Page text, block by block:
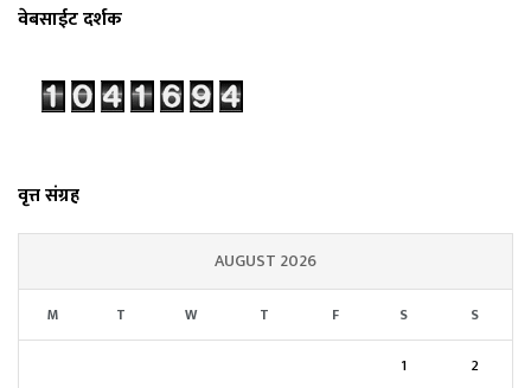
वेबसाईट दर्शक
वृत्त संग्रह
AUGUST 2026
M T W T F S S
1 2